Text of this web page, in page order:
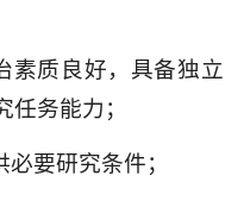
素质良好，具备独立
务能力；
要研究条件；